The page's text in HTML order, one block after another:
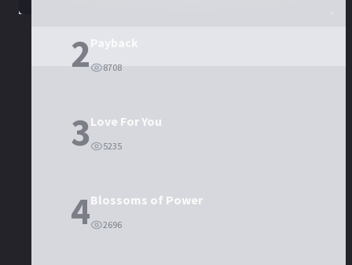
2 8708
3Love For You
5235
4Blossoms of Power
2696